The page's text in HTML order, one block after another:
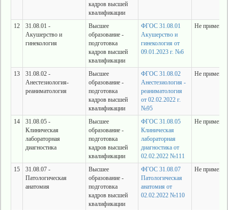
кадров высшей
квалификации
12
31.08.01 -
Акушерство и
гинекология
Высшее
образование -
подготовка
кадров высшей
квалификации
ФГОС 31.08.01
Акушерство и
гинекология от
09.01.2023 г. №6
Не
13
31.08.02 -
Анестезиология-
реаниматология
Высшее
образование -
подготовка
кадров высшей
квалификации
ФГОС 31.08.02
Анестезиология -
реаниматология
от 02.02.2022 г.
№95
Не
14
31.08.05 -
Клиническая
лабораторная
диагностика
Высшее
образование -
подготовка
кадров высшей
квалификации
ФГОС 31.08.05
Клиническая
лабораторная
диагностика от
02.02.2022 №111
Не
15
31.08.07 -
Патологическая
анатомия
Высшее
образование -
подготовка
кадров высшей
квалификации
ФГОС 31.08.07
Патологическая
анатомия от
02.02.2022 №110
Не